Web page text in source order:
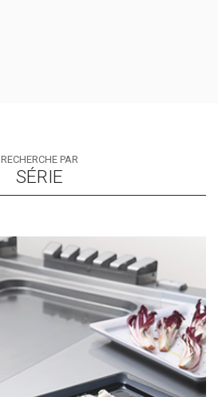
RECHERCHE PAR
SÉRIE